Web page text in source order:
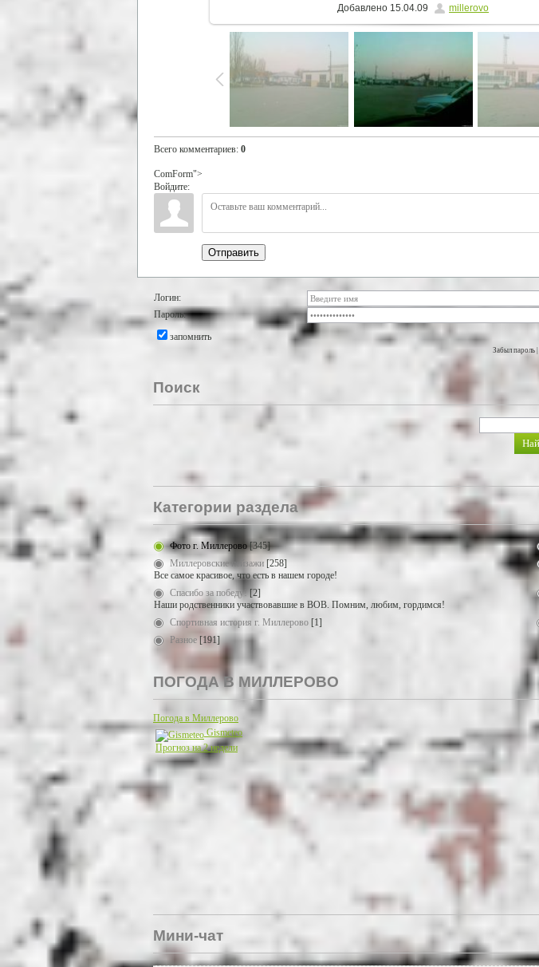
Добавлено 15.04.09 millerovo
Всего комментариев: 0
ComForm">
Войдите:
Отправить
Логин:
Пароль:
запомнить
Забыл пароль
Поиск
Категории раздела
Фото г. Миллерово [345]
Миллеровские пейзажи [258]
Все самое красивое, что есть в нашем городе!
Спасибо за победу! [2]
Наши родственники участвовавшие в ВОВ. Помним, любим, гордимся!
Спортивная история г. Миллерово [1]
Разное [191]
ПОГОДА В МИЛЛЕРОВО
Погода в Миллерово
Gismeteo
Прогноз на 2 недели
Мини-чат